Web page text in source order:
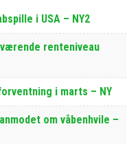
i USA – NY2
renteniveau
i marts – NY
om våbenhvile –